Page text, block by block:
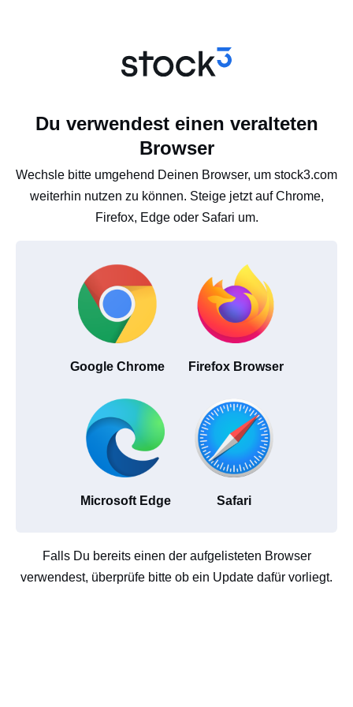
Du verwendest einen veralteten
Browser
Wechsle bitte umgehend Deinen Browser, um stock3.com
weiterhin nutzen zu können. Steige jetzt auf Chrome,
Firefox, Edge oder Safari um.
Google Chrome Firefox Browser
Microsoft Edge Safari
Falls Du bereits einen der aufgelisteten Browser
verwendest, überprüfe bitte ob ein Update dafür vorliegt.